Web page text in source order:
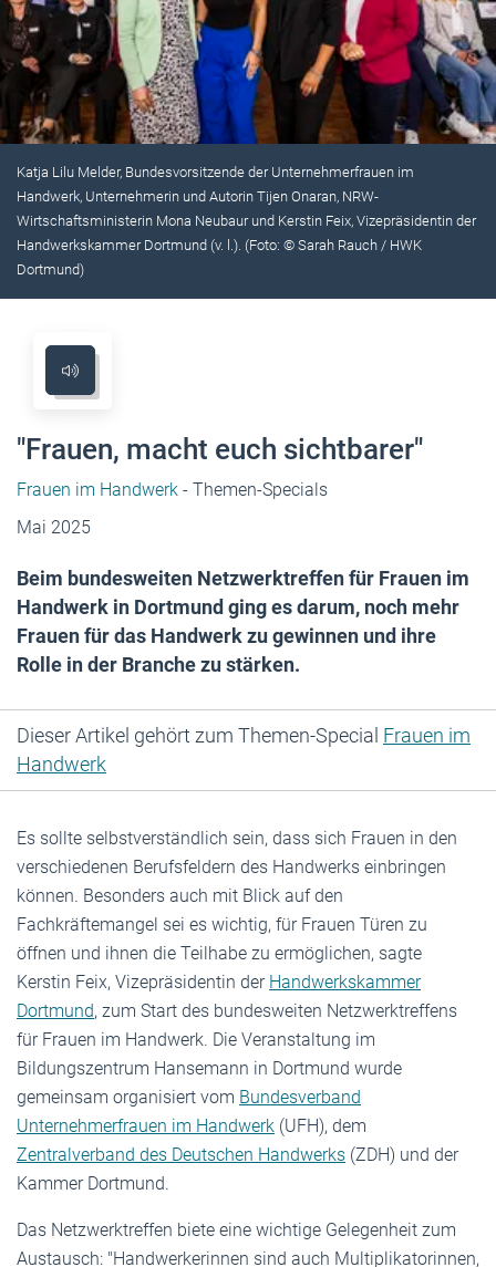
Katja Lilu Melder, Bundesvorsitzende der Unternehmerfrauen im
Handwerk, Unternehmerin und Autorin Tijen Onaran, NRW-
Wirtschaftsministerin Mona Neubaur und Kerstin Feix, Vizepräsidentin der
Handwerkskammer Dortmund (v. l.). (Foto: © Sarah Rauch / HWK
Dortmund)
"Frauen, macht euch sichtbarer"
Frauen im Handwerk - Themen-Specials
Mai 2025
Beim bundesweiten Netzwerktreffen für Frauen im
Handwerk in Dortmund ging es darum, noch mehr
Frauen für das Handwerk zu gewinnen und ihre
Rolle in der Branche zu stärken.
Dieser Artikel gehört zum Themen-Special Frauen im
Handwerk
Es sollte selbstverständlich sein, dass sich Frauen in den
verschiedenen Berufsfeldern des Handwerks einbringen
können. Besonders auch mit Blick auf den
Fachkräftemangel sei es wichtig, für Frauen Türen zu
öffnen und ihnen die Teilhabe zu ermöglichen, sagte
Kerstin Feix, Vizepräsidentin der Handwerkskammer
Dortmund, zum Start des bundesweiten Netzwerktreffens
für Frauen im Handwerk. Die Veranstaltung im
Bildungszentrum Hansemann in Dortmund wurde
gemeinsam organisiert vom Bundesverband
Unternehmerfrauen im Handwerk (UFH), dem
Zentralverband des Deutschen Handwerks (ZDH) und der
Kammer Dortmund.
Das Netzwerktreffen biete eine wichtige Gelegenheit zum
Austausch: "Handwerkerinnen sind auch Multiplikatorinnen,